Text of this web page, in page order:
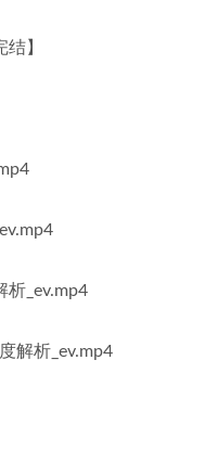
】
_ev.mp4
解析_ev.mp4